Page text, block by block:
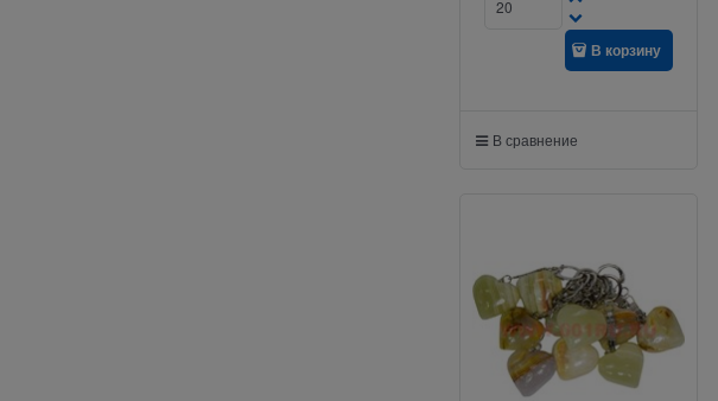
В корзину
В сравнение